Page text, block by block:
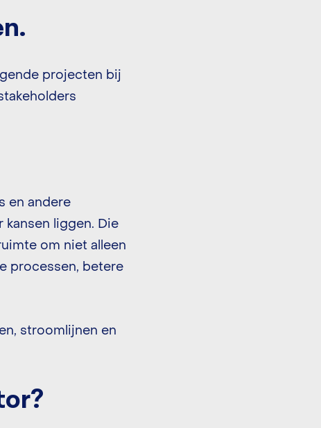
projecten bij
en andere
kansen liggen. Die
om niet alleen
processen, betere
stroomlijnen en